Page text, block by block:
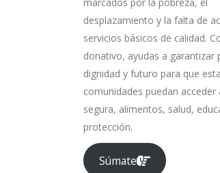
desplazamiento y la falta de
servicios básicos de calidad.
donativo, ayudas a garantizar
dignidad y futuro para que
comunidades puedan acceder
segura, alimentos, salud,
protección.
Súmate